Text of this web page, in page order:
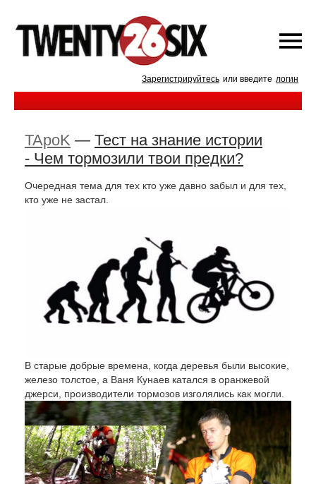
Зарегистрируйтесь или введите логин
TApoK — Тест на знание истории
- Чем тормозили твои предки?
Очередная тема для тех кто уже давно забыл и для тех,
кто уже не застал.
В старые добрые времена, когда деревья были высокие,
железо толстое, а Ваня Кунаев катался в оранжевой
джерси, производители тормозов изголялись как могли.